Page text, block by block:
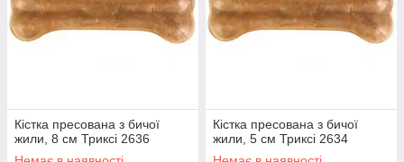
Кістка пресована з бичої
жили, 8 см Триксі 2636
Кістка пресована з бичої
жили, 5 см Триксі 2634